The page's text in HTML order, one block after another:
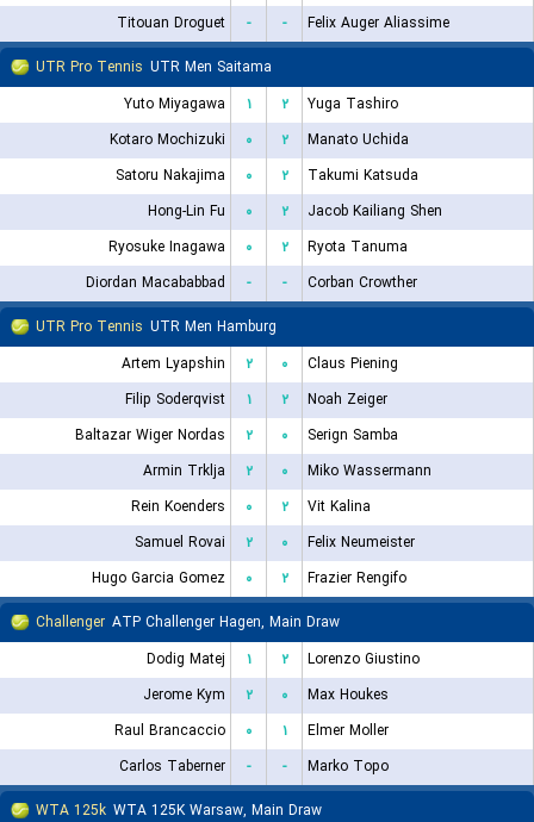
Titouan Droguet
- -
Felix Auger Aliassime
UTR Pro Tennis UTR Men Saitama
Yuto Miyagawa
۱ ۲
Yuga Tashiro
Kotaro Mochizuki
۰ ۲
Manato Uchida
Satoru Nakajima
۰ ۲
Takumi Katsuda
Hong-Lin Fu
۰ ۲
Jacob Kailiang Shen
Ryosuke Inagawa
۰ ۲
Ryota Tanuma
Diordan Macababbad
- -
Corban Crowther
UTR Pro Tennis UTR Men Hamburg
Artem Lyapshin
۲ ۰
Claus Piening
Filip Soderqvist
۱ ۲
Noah Zeiger
Baltazar Wiger Nordas
۲ ۰
Serign Samba
Armin Trklja
۲ ۰
Miko Wassermann
Rein Koenders
۰ ۲
Vit Kalina
Samuel Rovai
۲ ۰
Felix Neumeister
Hugo Garcia Gomez
۰ ۲
Frazier Rengifo
Challenger ATP Challenger Hagen, Main Draw
Dodig Matej
۱ ۲
Lorenzo Giustino
Jerome Kym
۲ ۰
Max Houkes
Raul Brancaccio
۰ ۱
Elmer Moller
Carlos Taberner
- -
Marko Topo
WTA 125k WTA 125K Warsaw, Main Draw